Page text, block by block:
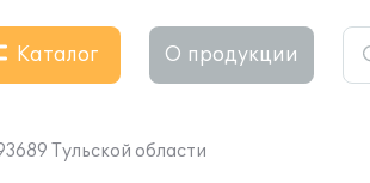
Каталог О продукции
Тульской области